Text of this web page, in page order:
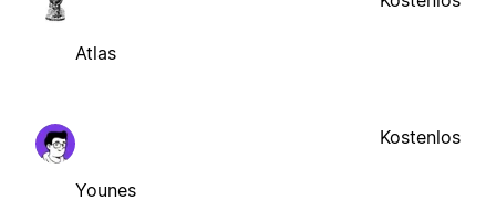
Atlas
Younes
Kostenlos